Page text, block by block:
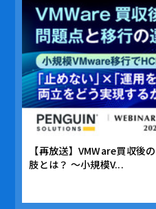
【再放送】VMWare買収後
肢とは？ ～小規模V...